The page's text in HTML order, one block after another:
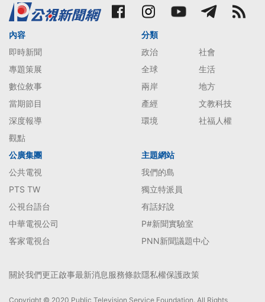
內容
即時新聞
專題策展
數位敘事
當期節目
深度報導
觀點
分類
政治
社會
全球
生活
兩岸
地方
產經
文教科技
環境
社福人權
公廣集團
公共電視
PTS TW
公視台語台
中華電視公司
客家電視台
主題網站
我們的島
獨立特派員
有話好說
P#新聞實驗室
PNN新聞議題中心
關於我們更正啟事最新消息服務條款隱私權保護政策
Copyright © 2020 Public Television Service Foundation. All Rights